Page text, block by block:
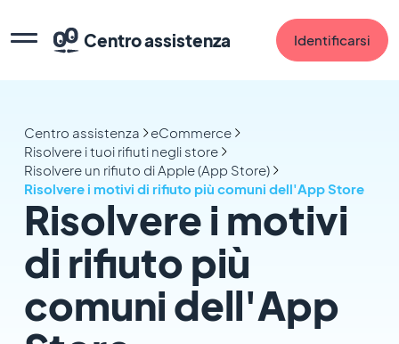
Centro assistenza Identificarsi
Centro assistenza
eCommerce
Risolvere i tuoi rifiuti negli store
Risolvere un rifiuto di Apple (App Store)
Risolvere i motivi di rifiuto più comuni dell'App Store
Risolvere i motivi
di rifiuto più
comuni dell'App